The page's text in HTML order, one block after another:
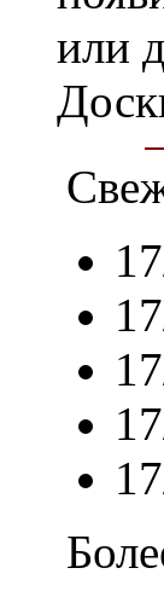
или